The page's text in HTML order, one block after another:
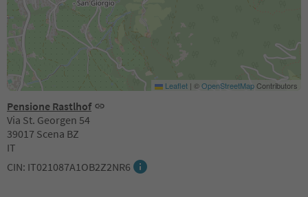
Pensione Rastlhof
Via St. Georgen 54
39017 Scena BZ
IT
CIN: IT021087A1OB2Z2NR6
Leaflet | ©OpenStreetMapContributors